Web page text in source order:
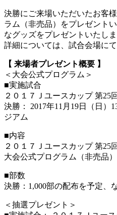
決勝にご来場いただいたお客
ラム（非売品）をプレゼント
なグッズをプレゼントいたし
詳細については、試合会場に
【 来場者プレゼント概要 】
＜大会公式プログラム＞
■実施試合
２０１７Ｊユースカップ 第25
決勝： 2017年11月19日（日）
ジアム
■内容
２０１７Ｊユースカップ 第25
大会公式プログラム（非売品）
■部数
決勝：1,000部の配布を予定、
＜抽選プレゼント＞